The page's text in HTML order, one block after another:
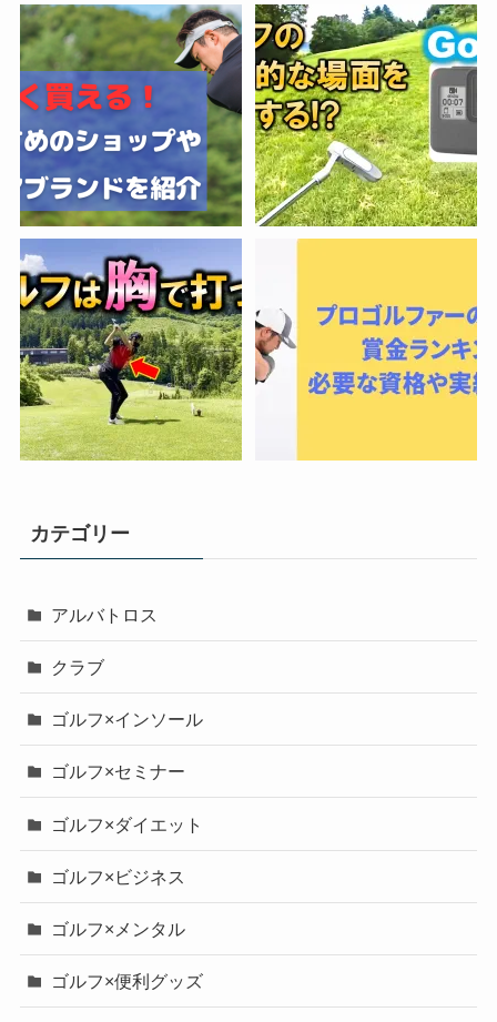
カテゴリー
アルバトロス
クラブ
ゴルフ×インソール
ゴルフ×セミナー
ゴルフ×ダイエット
ゴルフ×ビジネス
ゴルフ×メンタル
ゴルフ×便利グッズ